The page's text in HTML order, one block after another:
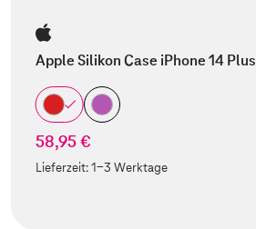
Apple Silikon Case iPhone 14 Plus
58,95 €
Lieferzeit:1-3 Werktage